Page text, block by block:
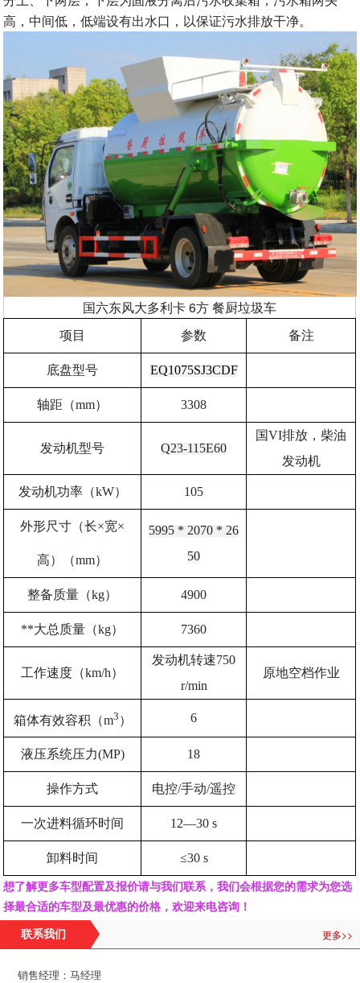
高，中间低，低端设有出水口，以保证污水排放干净。
国六东风大多利卡 6方 餐厨垃圾车
项目 参数 备注
底盘型号 EQ1075SJ3CDF
轴距（mm） 3308
发动机型号 Q23-115E60
国VI排放，柴油
发动机
发动机功率（kW） 105
外形尺寸（长×宽×
高）（mm）
5995 * 2070 * 26
50
整备质量（kg） 4900
**大总质量（kg） 7360
工作速度（km/h）
发动机转速750
r/min
原地空档作业
箱体有效容积（m3 ） 6
液压系统压力(MP) 18
操作方式 电控/手动/遥控
一次进料循环时间 12—30 s
卸料时间 ≤30 s
想了解更多车型配置及报价请与我们联系，我们会根据您的需求为您选
择最合适的车型及最优惠的价格，欢迎来电咨询！
联系我们 更多>>
销售经理：马经理